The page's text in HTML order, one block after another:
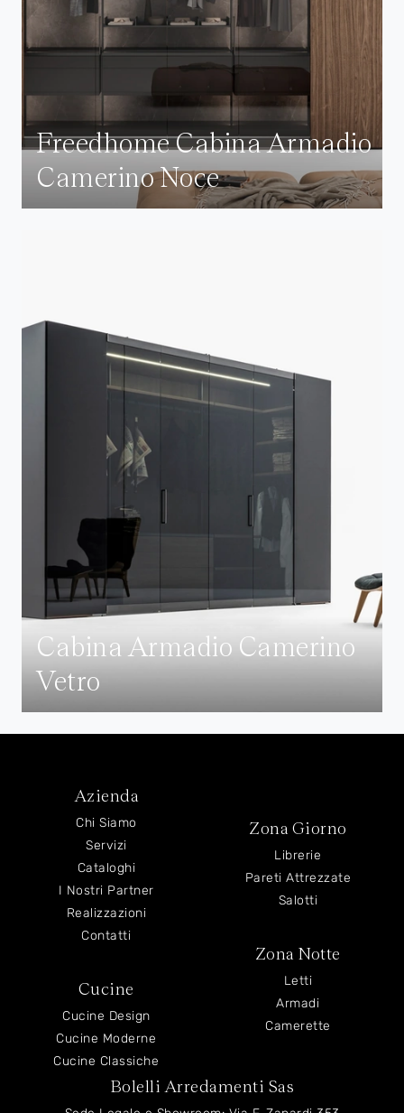
Freedhome Cabina Armadio
Camerino Noce
Cabina Armadio Camerino
Vetro
Azienda
Chi Siamo
Servizi
Cataloghi
I Nostri Partner
Realizzazioni
Contatti
Cucine
Cucine Design
Cucine Moderne
Cucine Classiche
Zona Giorno
Librerie
Pareti Attrezzate
Salotti
Zona Notte
Letti
Armadi
Camerette
Bolelli Arredamenti Sas